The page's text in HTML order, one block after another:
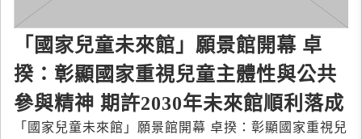
「國家兒童未來館」願景館開幕 卓
揆：彰顯國家重視兒童主體性與公共
參與精神 期許2030年未來館順利落成
「國家兒童未來館」願景館開幕 卓揆：彰顯國家重視兒